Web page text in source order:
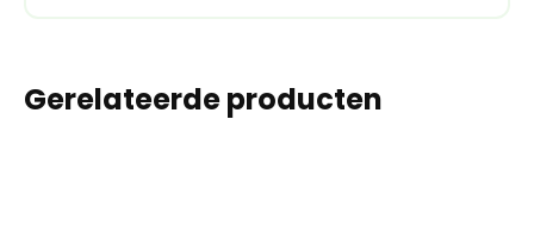
Gerelateerde producten